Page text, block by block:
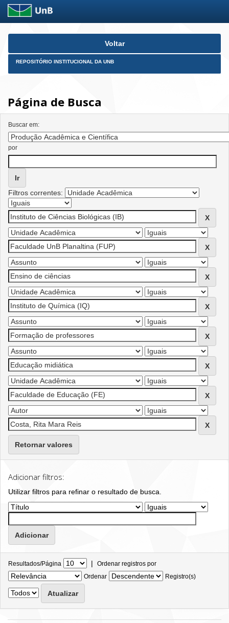
Skip
Voltar
REPOSITÓRIO INSTITUCIONAL DA UNB
Página de Busca
Buscar em:
por
Filtros correntes:
Retornar valores
Adicionar filtros:
Utilizar filtros para refinar o resultado de busca.
Resultados/Página | Ordenar registros por
Ordenar
Registro(s)